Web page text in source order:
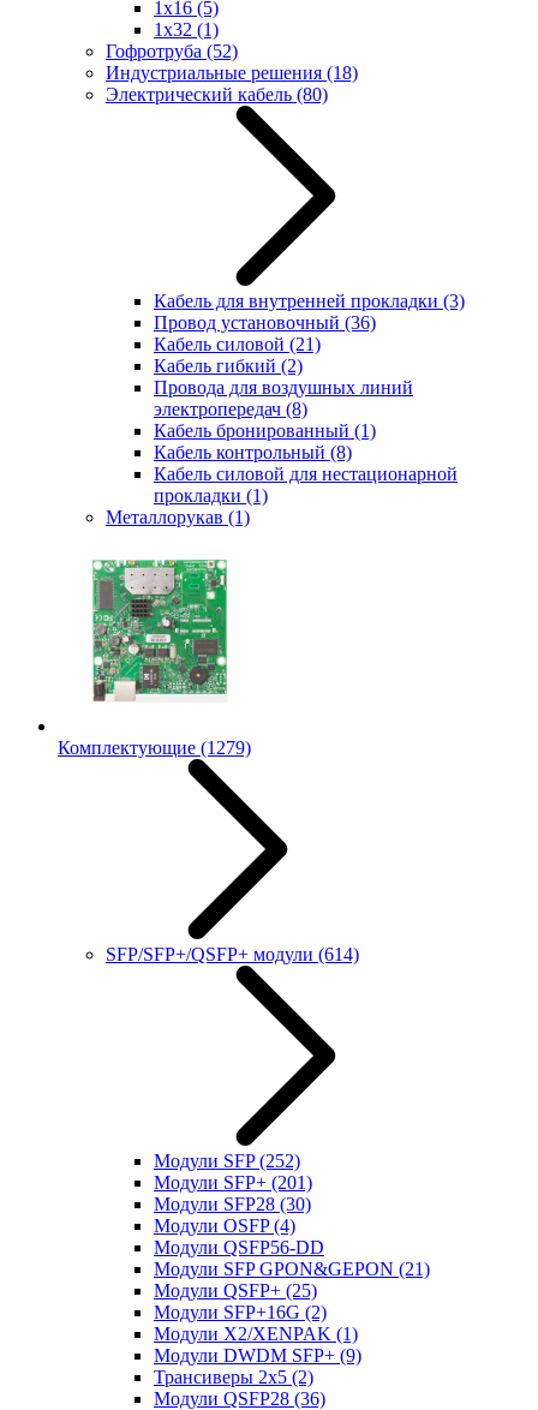
1x16 (5)
1x32 (1)
Гофротруба (52)
Индустриальные решения (18)
Электрический кабель (80)
Кабель для внутренней прокладки (3)
Провод установочный (36)
Кабель силовой (21)
Кабель гибкий (2)
Провода для воздушных линий
электропередач (8)
Кабель бронированный (1)
Кабель контрольный (8)
Кабель силовой для нестационарной
прокладки (1)
Металлорукав (1)
Комплектующие (1279)
SFP/SFP+/QSFP+ модули (614)
Модули SFP(252)
Модули SFP+ (201)
Модули SFP28 (30)
Модули OSFP(4)
Модули QSFP56-DD
Модули SFP GPON&GEPON (21)
Модули QSFP+ (25)
Модули SFP+16G (2)
Модули X2/XENPAK (1)
Модули DWDM SFP+ (9)
Трансиверы 2x5 (2)
Модули QSFP28 (36)